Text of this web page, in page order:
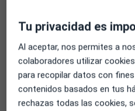
sentimientos y estados de
pueden influir en el
Primera visita
Visita seguimiento
55 €
Tu privacidad es
Al aceptar, nos permites a
colaboradores utilizar
para recopilar datos con
contenidos basados en tus
rechazas todas las cookies,